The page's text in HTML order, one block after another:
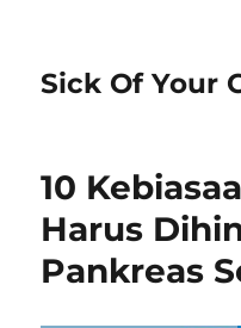
Sick Of Your
10
Harus
Pankreas